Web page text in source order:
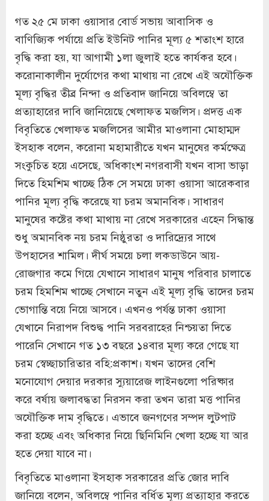
গত ২৫ মে ঢাকা ওয়াসার বোর্ড সভায় আবাসিক ও
বাণিজ্যিক পর্যায়ে প্রতি ইউনিট পানির মূল্য ৫ শতাংশ হারে
বৃদ্ধি করা হয়, যা আগামী ১লা জুলাই হতে কার্যকর হবে।
করোনাকালীন দুর্যোগের কথা মাথায় না রেখে এই অযৌক্তিক
মূল্য বৃদ্ধির তীব্র নিন্দা ও প্রতিবাদ জানিয়ে অবিলম্বে তা
প্রত্যাহারের দাবি জানিয়েছে খেলাফত মজলিস। প্রদত্ত এক
বিবৃতিতে খেলাফত মজলিসের আমীর মাওলানা মোহাম্মদ
ইসহাক বলেন, করোনা মহামারীতে যখন মানুষের কর্মক্ষেত্র
সংকুচিত হয়ে এসেছে, অধিকাংশ নগরবাসী যখন বাসা ভাড়া
দিতে হিমশিম খাচ্ছে ঠিক সে সময়ে ঢাকা ওয়াসা আরেকবার
পানির মূল্য বৃদ্ধি করেছে যা চরম অমানবিক। সাধারণ
মানুষের কষ্টের কথা মাথায় না রেখে সরকারের এহেন সিদ্ধান্ত
শুধু অমানবিক নয় চরম নিষ্ঠুরতা ও দারিদ্র্যের সাথে
উপহাসের শামিল। দীর্ঘ সময়ে চলা লকডাউনে আয়-
রোজগার কমে গিয়ে যেখানে সাধারণ মানুষ পরিবার চালাতে
চরম হিমশিম খাচ্ছে সেখানে নতুন এই মূল্য বৃদ্ধি তাদের চরম
ভোগান্তি বয়ে নিয়ে আসবে। এখনও পর্যন্ত ঢাকা ওয়াসা
যেখানে নিরাপদ বিশুদ্ধ পানি সরবরাহের নিশ্চয়তা দিতে
পারেনি সেখানে গত ১৩ বছরে ১৪বার মূল্য করে গেছে যা
চরম স্বেচ্ছাচারিতার বহি:প্রকাশ। যখন তাদের বেশি
মনোযোগ দেয়ার দরকার স্যুয়ারেজ লাইনগুলো পরিষ্কার
করে বর্ষায় জলাবদ্ধতা নিরসন করা তখন তারা মত্ত পানির
অযৌক্তিক দাম বৃদ্ধিতে। এভাবে জনগণের সম্পদ লুটপাট
করা হচ্ছে এবং অধিকার নিয়ে ছিনিমিনি খেলা হচ্ছে যা আর
হতে দেয়া যাবে না।
বিবৃতিতে মাওলানা ইসহাক সরকারের প্রতি জোর দাবি
জানিয়ে বলেন, অবিলম্বে পানির বর্ধিত মূল্য প্রত্যাহার করতে